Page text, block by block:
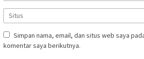
Simpan nama, email, dan situs web saya
komentar saya berikutnya.